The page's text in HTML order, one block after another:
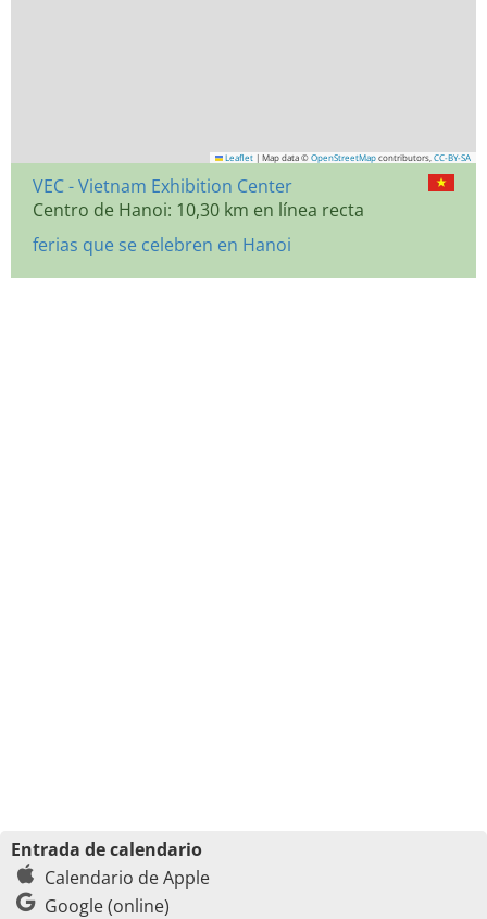
Leaflet | Map data © OpenStreetMap contributors, CC-BY-SA
VEC - Vietnam Exhibition Center
Centro de Hanoi: 10,30 km en línea recta
ferias que se celebren en Hanoi
Entrada de calendario
Calendario de Apple
Google (online)